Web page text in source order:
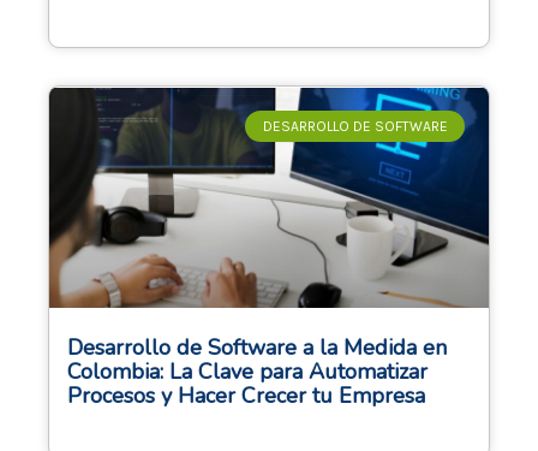
DESARROLLO DE SOFTWARE
Desarrollo de Software a la Medida en
Colombia: La Clave para Automatizar
Procesos y Hacer Crecer tu Empresa